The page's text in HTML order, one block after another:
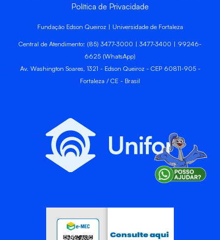
Política de Privacidade
Fundação Edson Queiroz | Universidade de Fortaleza
Central de Atendimento: (85) 3477-3000 | 3477-3400 | 99246-
6625 (WhatsApp)
Av. Washington Soares, 1321 - Edson Queiroz - CEP 60811-905 -
Fortaleza / CE - Brasil